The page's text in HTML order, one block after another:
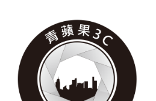
導
覽
列
主
要
內
容